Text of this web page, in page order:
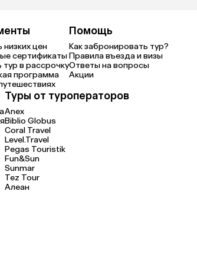
низких цен
сертификаты
в рассрочку
программа
Помощь
Как забронировать тур?
Правила въезда и визы
Ответы на вопросы
Акции
Туры от туроператоров
Anex
Biblio Globus
Coral Travel
Level.Travel
Pegas Touristik
Fun&Sun
Sunmar
Tez Tour
Алеан